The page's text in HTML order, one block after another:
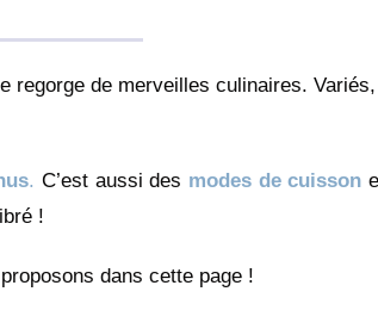
regorge de merveilles culinaires.
. C’est aussi des modes de cuisson
!
dans cette page !